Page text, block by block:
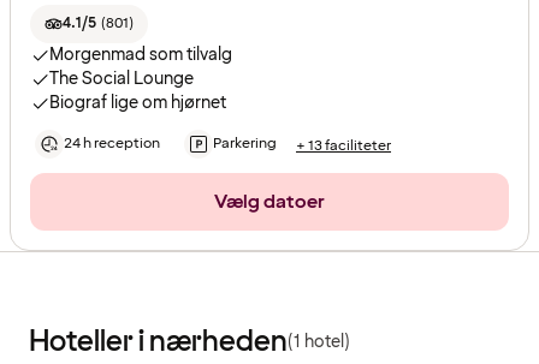
4.1/5 (801)
Morgenmad som tilvalg
The Social Lounge
Biograf lige om hjørnet
24 h reception Parkering + 13 faciliteter
Vælg datoer
Hoteller i nærheden(1 hotel)